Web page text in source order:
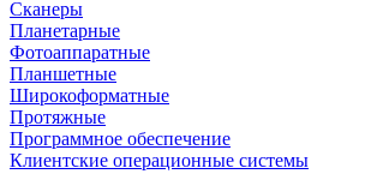
Сканеры
Планетарные
Фотоаппаратные
Планшетные
Широкоформатные
Протяжные
Программное обеспечение
Клиентские операционные системы